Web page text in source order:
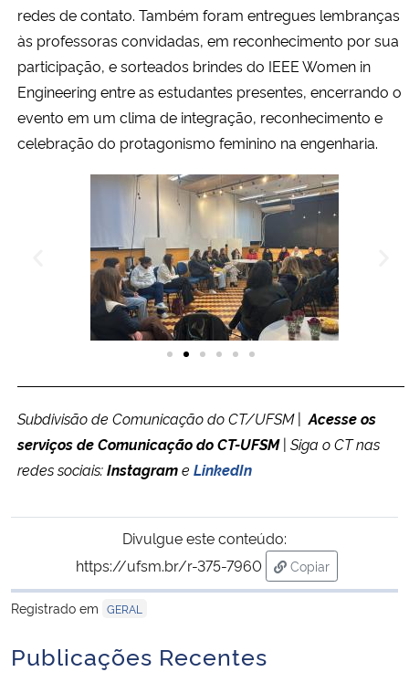
redes de contato. Também foram entregues lembranças
às professoras convidadas, em reconhecimento por sua
participação, e sorteados brindes do IEEE Women in
Engineering entre as estudantes presentes, encerrando o
evento em um clima de integração, reconhecimento e
celebração do protagonismo feminino na engenharia.
Subdivisão de Comunicação do CT/UFSM| Acesse os
serviços de Comunicação do CT-UFSM| Siga o CT nas
redes sociais:Instagrame LinkedIn
Divulgue este conteúdo:
https://ufsm.br/r-375-7960
Copiar
para área de
Registrado em GERAL
Publicações Recentes